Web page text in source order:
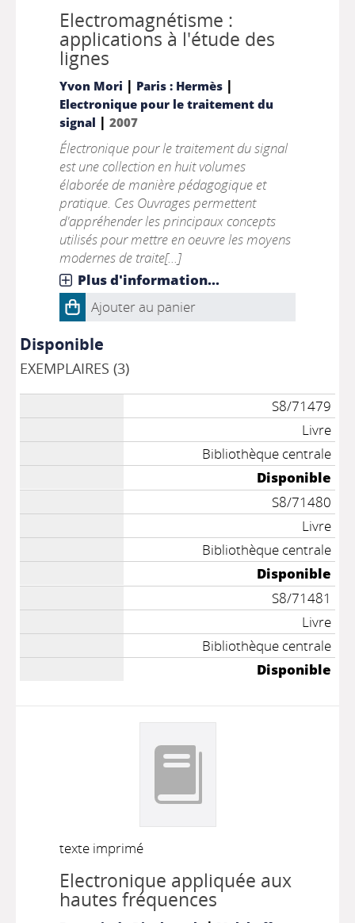
Electromagnétisme :
applications à l'étude des
lignes
Yvon Mori | Paris : Hermès|
Electronique pour le traitement du
signal | 2007
Électronique pour le traitement du signal
est une collection en huit volumes
élaborée de manière pédagogique et
pratique. Ces Ouvrages permettent
d'appréhender les principaux concepts
utilisés pour mettre en oeuvre les moyens
modernes de traite[...]
Plus d'information...
Ajouter au panier
Disponible
EXEMPLAIRES (3)
S8/71479
Livre
Bibliothèque centrale
Disponible
S8/71480
Livre
Bibliothèque centrale
Disponible
S8/71481
Livre
Bibliothèque centrale
Disponible
texte imprimé
Electronique appliquée aux
hautes fréquences